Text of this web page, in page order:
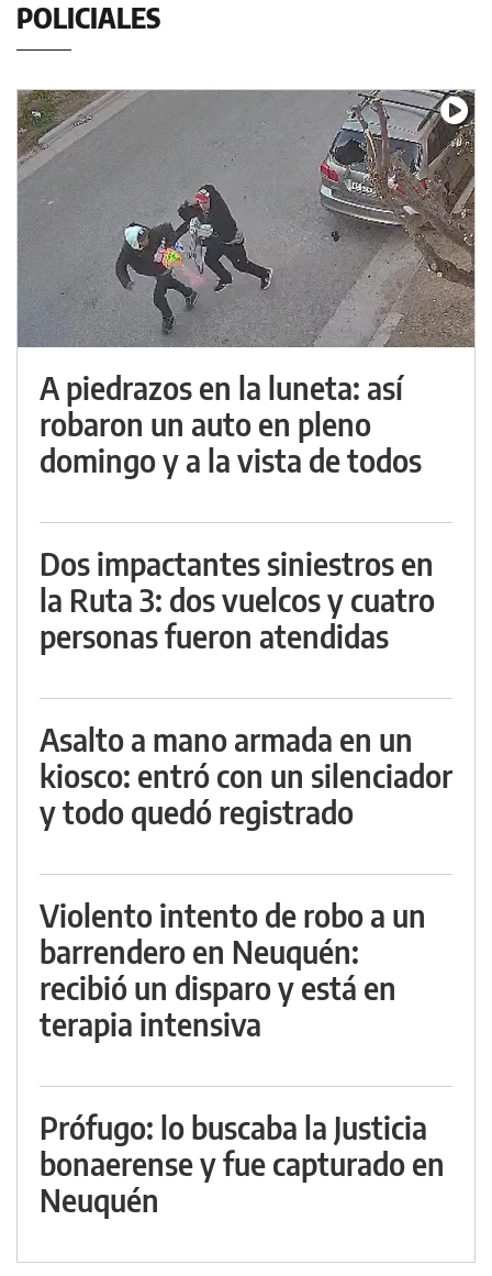
POLICIALES
A piedrazos en la luneta: así
robaron un auto en pleno
domingo y a la vista de todos
Dos impactantes siniestros en
la Ruta 3: dos vuelcos y cuatro
personas fueron atendidas
Asalto a mano armada en un
kiosco: entró con un silenciador
y todo quedó registrado
Violento intento de robo a un
barrendero en Neuquén:
recibió un disparo y está en
terapia intensiva
Prófugo: lo buscaba la Justicia
bonaerense y fue capturado en
Neuquén